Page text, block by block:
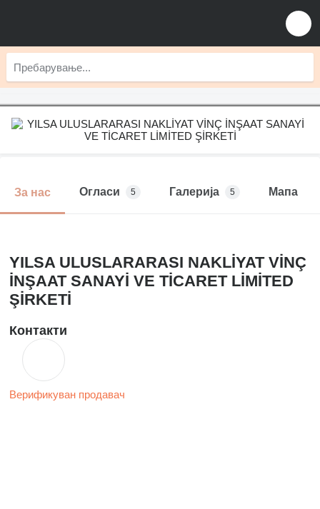
За нас Огласи 5 Галерија 5 Мапа
YILSA ULUSLARARASI NAKLİYAT VİNÇ
İNŞAAT SANAYİ VE TİCARET LİMİTED
ŞİRKETİ
Контакти
Верификуван продавач